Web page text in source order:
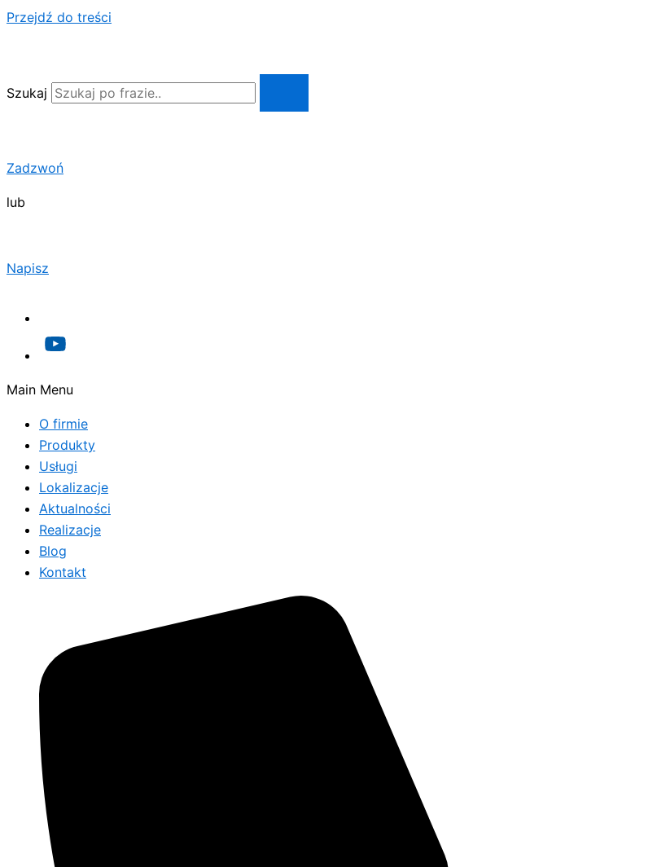
Przejdź do treści
Szukaj
Zadzwoń
lub
Napisz
Main Menu
O firmie
Produkty
Usługi
Lokalizacje
Aktualności
Realizacje
Blog
Kontakt